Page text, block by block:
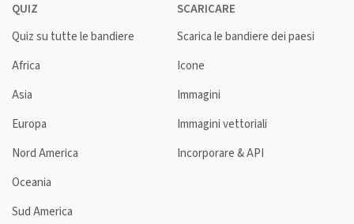
QUIZ
Quiz su tutte le bandiere
Africa
Asia
Europa
Nord America
Oceania
Sud America
SCARICARE
Scarica le bandiere dei paesi
Icone
Immagini
Immagini vettoriali
Incorporare & API